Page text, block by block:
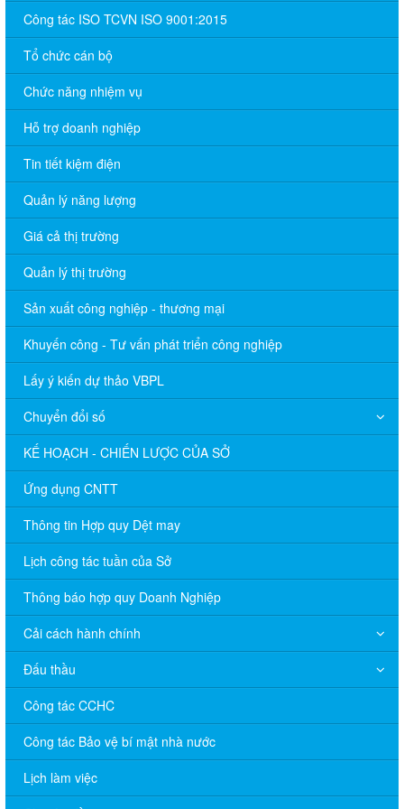
Công tác ISO TCVN ISO 9001:2015
Tổ chức cán bộ
Chức năng nhiệm vụ
Hỗ trợ doanh nghiệp
Tin tiết kiệm điện
Quản lý năng lượng
Giá cả thị trường
Quản lý thị trường
Sản xuất công nghiệp - thương mại
Khuyến công - Tư vấn phát triển công nghiệp
Lấy ý kiến dự thảo VBPL
Chuyển đổi số
KẾ HOẠCH - CHIẾN LƯỢC CỦA SỞ
Ứng dụng CNTT
Thông tin Hợp quy Dệt may
Lịch công tác tuần của Sở
Thông báo hợp quy Doanh Nghiệp
Cải cách hành chính
Đấu thầu
Công tác CCHC
Công tác Bảo vệ bí mật nhà nước
Lịch làm việc